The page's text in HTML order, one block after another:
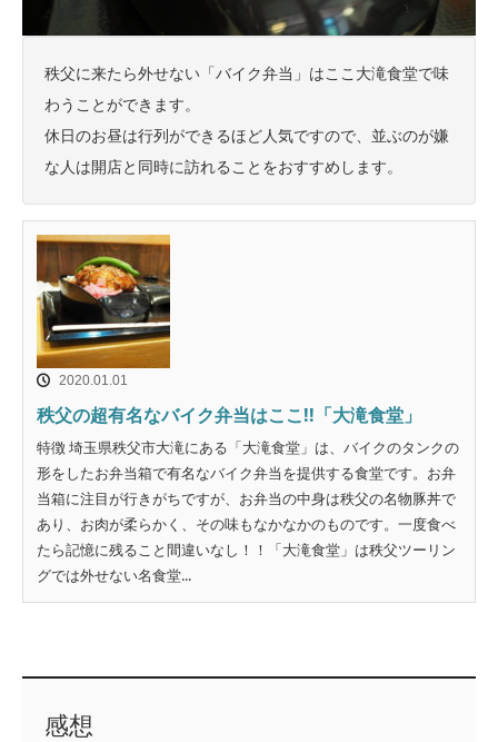
秩父に来たら外せない「バイク弁当」はここ大滝食堂で味
わうことができます。
休日のお昼は行列ができるほど人気ですので、並ぶのが嫌
な人は開店と同時に訪れることをおすすめします。
2020.01.01
秩父の超有名なバイク弁当はここ!!「大滝食堂」
特徴 埼玉県秩父市大滝にある「大滝食堂」は、バイクのタンクの
形をしたお弁当箱で有名なバイク弁当を提供する食堂です。お弁
当箱に注目が行きがちですが、お弁当の中身は秩父の名物豚丼で
あり、お肉が柔らかく、その味もなかなかのものです。一度食べ
たら記憶に残ること間違いなし！！「大滝食堂」は秩父ツーリン
グでは外せない名食堂...
感想